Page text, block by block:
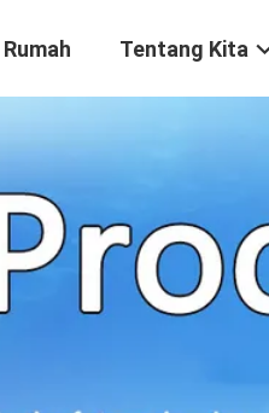
Rumah Tentang Kita